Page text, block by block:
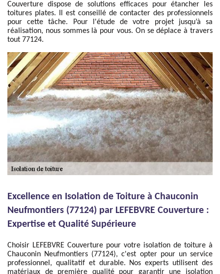
Couverture dispose de solutions efficaces pour étancher les
toitures plates. Il est conseillé de contacter des professionnels
pour cette tâche. Pour l'étude de votre projet jusqu’à sa
réalisation, nous sommes là pour vous. On se déplace à travers
tout 77124.
Excellence en Isolation de Toiture à Chauconin
Neufmontiers (77124) par LEFEBVRE Couverture :
Expertise et Qualité Supérieure
Choisir LEFEBVRE Couverture pour votre isolation de toiture à
Chauconin Neufmontiers (77124), c'est opter pour un service
professionnel, qualitatif et durable. Nos experts utilisent des
matériaux de première qualité pour garantir une isolation